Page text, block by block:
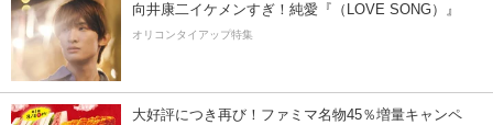
向井康二イケメンすぎ！純愛『（LOVE SONG）』
オリコンタイアップ特集
大好評につき再び！ファミマ名物45％増量キャンペ